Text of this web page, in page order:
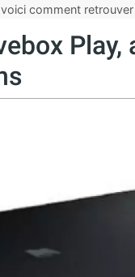
comment